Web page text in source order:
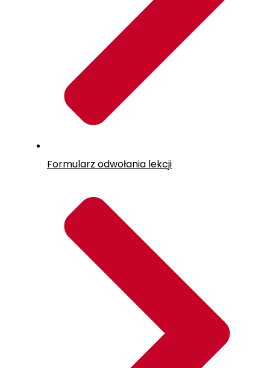
Formularz odwołania lekcji